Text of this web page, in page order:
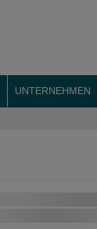
UNTERNEHMEN